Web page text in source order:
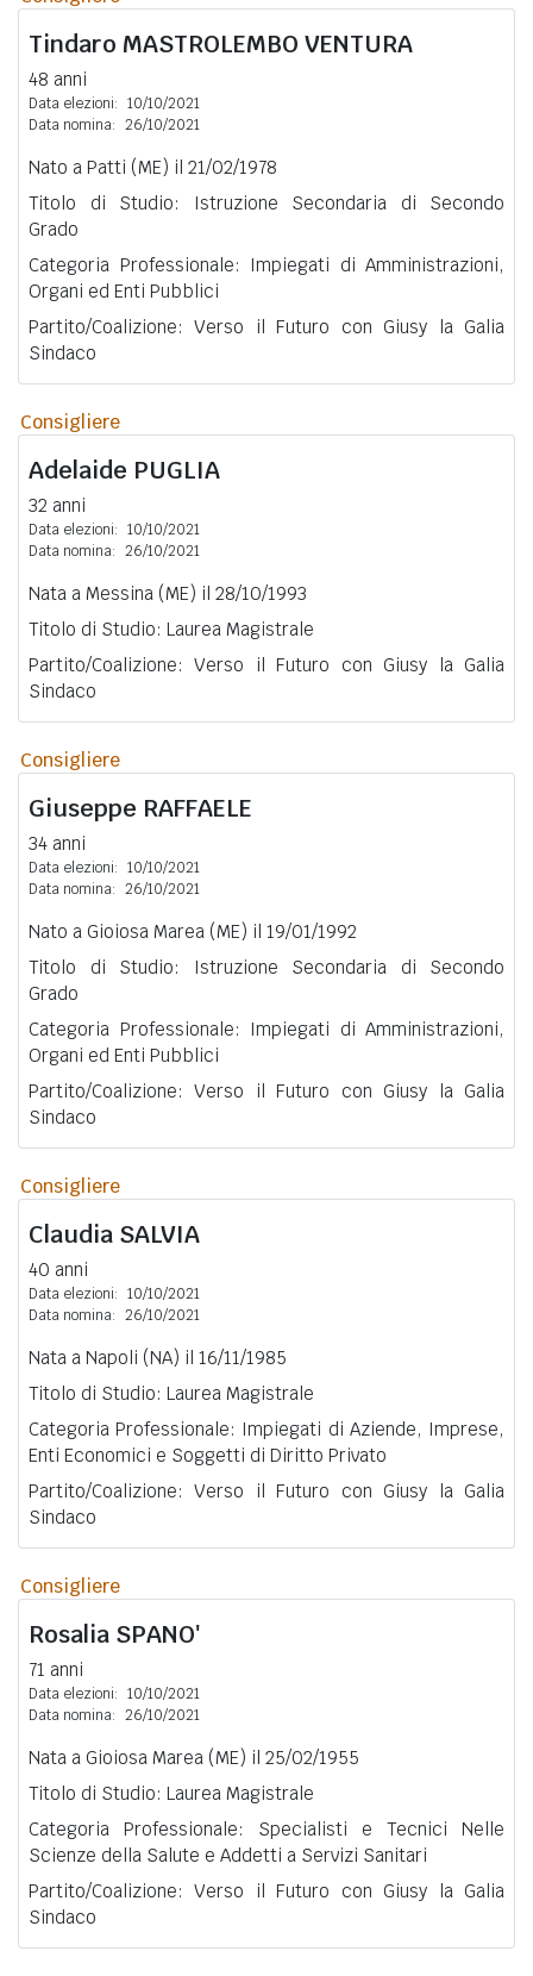
Tindaro MASTROLEMBO VENTURA
48 anni
Data elezioni: 10/10/2021
Data nomina: 26/10/2021
Nato a Patti (ME) il 21/02/1978
Titolo di Studio: Istruzione Secondaria di Secondo
Grado
Categoria Professionale: Impiegati di Amministrazioni,
Organi ed Enti Pubblici
Partito/Coalizione: Verso il Futuro con Giusy la Galia
Sindaco
Consigliere
Adelaide PUGLIA
32 anni
Data elezioni: 10/10/2021
Data nomina: 26/10/2021
Nata a Messina (ME) il 28/10/1993
Titolo di Studio: Laurea Magistrale
Partito/Coalizione: Verso il Futuro con Giusy la Galia
Sindaco
Consigliere
Giuseppe RAFFAELE
34 anni
Data elezioni: 10/10/2021
Data nomina: 26/10/2021
Nato a Gioiosa Marea (ME) il 19/01/1992
Titolo di Studio: Istruzione Secondaria di Secondo
Grado
Categoria Professionale: Impiegati di Amministrazioni,
Organi ed Enti Pubblici
Partito/Coalizione: Verso il Futuro con Giusy la Galia
Sindaco
Consigliere
Claudia SALVIA
40 anni
Data elezioni: 10/10/2021
Data nomina: 26/10/2021
Nata a Napoli (NA) il 16/11/1985
Titolo di Studio: Laurea Magistrale
Categoria Professionale: Impiegati di Aziende, Imprese,
Enti Economici e Soggetti di Diritto Privato
Partito/Coalizione: Verso il Futuro con Giusy la Galia
Sindaco
Consigliere
Rosalia SPANO'
71 anni
Data elezioni: 10/10/2021
Data nomina: 26/10/2021
Nata a Gioiosa Marea (ME) il 25/02/1955
Titolo di Studio: Laurea Magistrale
Categoria Professionale: Specialisti e Tecnici Nelle
Scienze della Salute e Addetti a Servizi Sanitari
Partito/Coalizione: Verso il Futuro con Giusy la Galia
Sindaco